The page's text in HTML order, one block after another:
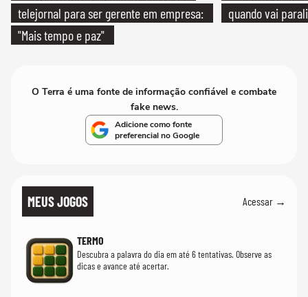
telejornal para ser gerente em empresa:
"Mais tempo e paz"
quando vai
O Terra é uma fonte de informação confiável e combate
fake news.
Adicione como fonte
preferencial no Google
MEUS JOGOS Acessar →
TERMO
Descubra a palavra do dia em até 6 tentativas. Observe as
dicas e avance até acertar.